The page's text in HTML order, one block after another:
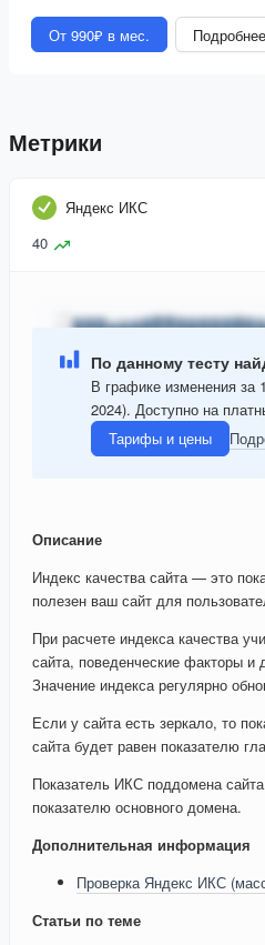
От 990₽ в мес. Подробнее
Метрики
Яндекс ИКС
40
По данному тесту
В графике изменения за
2024). Доступно на
Тарифы и цены
Описание
Индекс качества сайта — это
полезен ваш сайт для
При расчете индекса качества
сайта, поведенческие факторы и
Значение индекса регулярно
Если у сайта есть зеркало, то
сайта будет равен показателю
Показатель ИКС поддомена
показателю основного домена.
Дополнительная информация
Проверка Яндекс ИКС
Статьи по теме